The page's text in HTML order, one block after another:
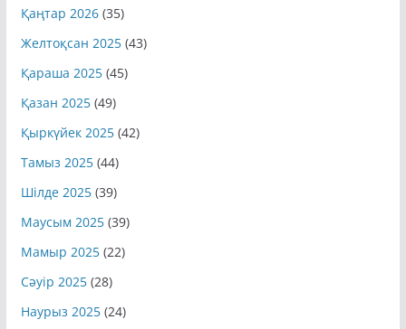
Қаңтар 2026(35)
Желтоқсан 2025(43)
Қараша 2025(45)
Қазан 2025(49)
Қыркүйек 2025(42)
Тамыз 2025(44)
Шілде 2025(39)
Маусым 2025(39)
Мамыр 2025(22)
Сәуір 2025(28)
Наурыз 2025(24)